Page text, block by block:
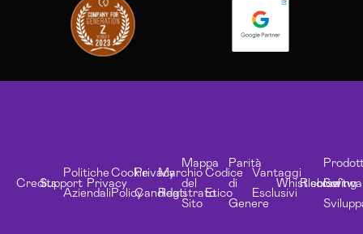
CreditsSupport
Politiche
Aziendali
Privacy
Cookie
Policy
Privacy
Candidati
Marchio
Registrato
Mappa
del
Sito
Codice
Etico
Parità
di
Genere
Vantaggi
Esclusivi
Whistleblowing
Risorse